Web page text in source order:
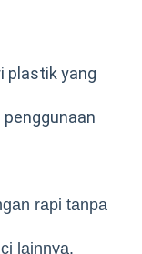
plastik yang
rapi tanpa
lainnya.